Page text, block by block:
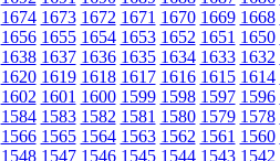
1674 1673 1672 1671 1670 1669 1668
1656 1655 1654 1653 1652 1651 1650
1638 1637 1636 1635 1634 1633 1632
1620 1619 1618 1617 1616 1615 1614
1602 1601 1600 1599 1598 1597 1596
1584 1583 1582 1581 1580 1579 1578
1566 1565 1564 1563 1562 1561 1560
1548 1547 1546 1545 1544 1543 1542